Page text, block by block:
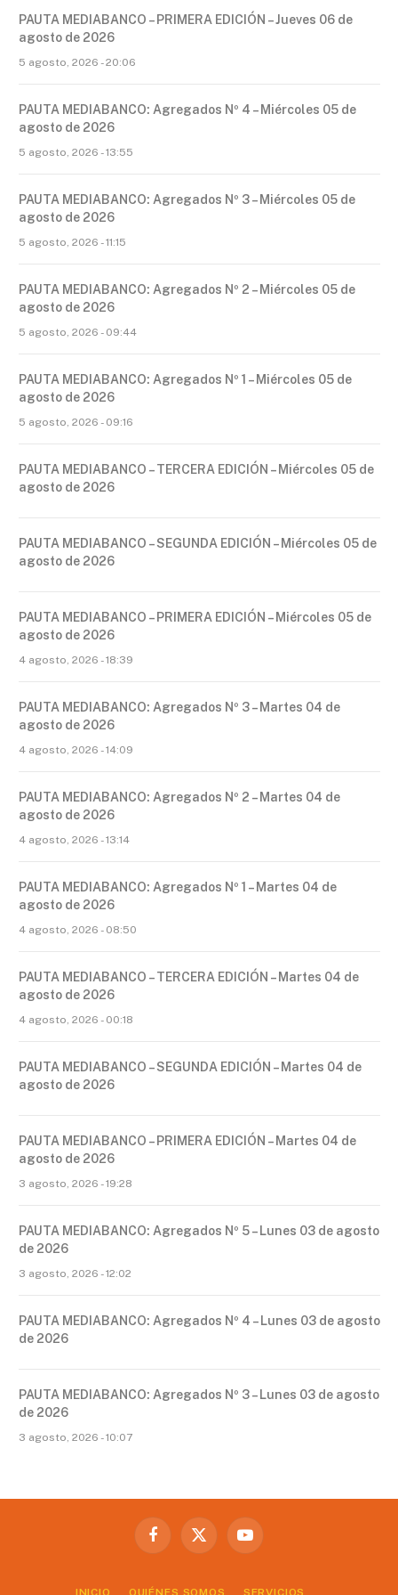
PAUTA MEDIABANCO – PRIMERA EDICIÓN – Jueves 06 de
agosto de 2026
5 agosto, 2026 - 20:06
PAUTA MEDIABANCO: Agregados Nº 4 – Miércoles 05 de
agosto de 2026
5 agosto, 2026 - 13:55
PAUTA MEDIABANCO: Agregados Nº 3 – Miércoles 05 de
agosto de 2026
5 agosto, 2026 - 11:15
PAUTA MEDIABANCO: Agregados Nº 2 – Miércoles 05 de
agosto de 2026
5 agosto, 2026 - 09:44
PAUTA MEDIABANCO: Agregados Nº 1 – Miércoles 05 de
agosto de 2026
5 agosto, 2026 - 09:16
PAUTA MEDIABANCO – TERCERA EDICIÓN – Miércoles 05 de
agosto de 2026
PAUTA MEDIABANCO – SEGUNDA EDICIÓN – Miércoles 05 de
agosto de 2026
PAUTA MEDIABANCO – PRIMERA EDICIÓN – Miércoles 05 de
agosto de 2026
4 agosto, 2026 - 18:39
PAUTA MEDIABANCO: Agregados Nº 3 – Martes 04 de
agosto de 2026
4 agosto, 2026 - 14:09
PAUTA MEDIABANCO: Agregados Nº 2 – Martes 04 de
agosto de 2026
4 agosto, 2026 - 13:14
PAUTA MEDIABANCO: Agregados Nº 1 – Martes 04 de
agosto de 2026
4 agosto, 2026 - 08:50
PAUTA MEDIABANCO – TERCERA EDICIÓN – Martes 04 de
agosto de 2026
4 agosto, 2026 - 00:18
PAUTA MEDIABANCO – SEGUNDA EDICIÓN – Martes 04 de
agosto de 2026
PAUTA MEDIABANCO – PRIMERA EDICIÓN – Martes 04 de
agosto de 2026
3 agosto, 2026 - 19:28
PAUTA MEDIABANCO: Agregados Nº 5 – Lunes 03 de agosto
de 2026
3 agosto, 2026 - 12:02
PAUTA MEDIABANCO: Agregados Nº 4 – Lunes 03 de agosto
de 2026
PAUTA MEDIABANCO: Agregados Nº 3 – Lunes 03 de agosto
de 2026
3 agosto, 2026 - 10:07
Facebook
X
YouTube
INICIO QUIÉNES SOMOS SERVICIOS